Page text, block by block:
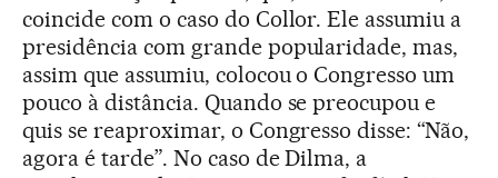
coincide com o caso do Collor. Ele assumiu a
presidência com grande popularidade, mas,
assim que assumiu, colocou o Congresso um
pouco à distância. Quando se preocupou e
quis se reaproximar, o Congresso disse: “Não,
agora é tarde”. No caso de Dilma, a